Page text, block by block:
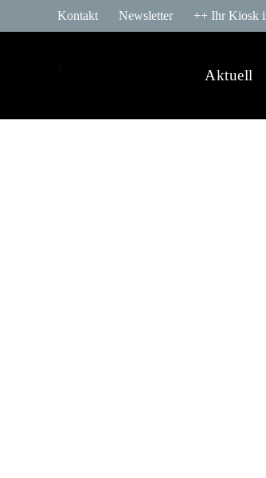
Kontakt Newsletter ++ Ihr Kiosk
Aktuell